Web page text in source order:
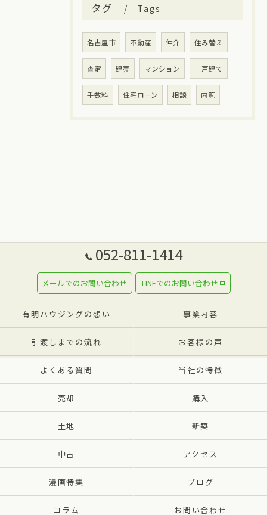
タグ Tags
名古屋市 不動産 仲介 住み替え
査定 建売 マンション 一戸建て
手数料 住宅ローン 相談 内覧
052-811-1414
メールでのお問い合わせ LINEでのお問い合わせ
有明ハウジングの想い 事業内容
引渡しまでの流れ お客様の声
よくある質問 当社の特徴
売却 購入
土地 新築
中古 アクセス
漫画特集 ブログ
コラム お問い合わせ